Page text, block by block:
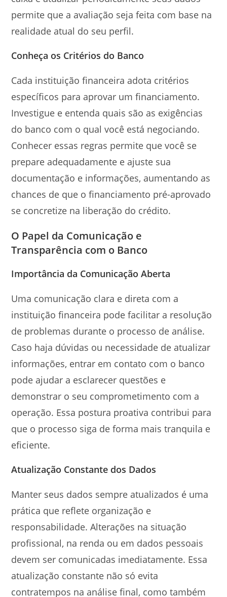
permite que a avaliação seja feita com base na
realidade atual do seu perfil.
Conheça os Critérios do Banco
Cada instituição financeira adota critérios
específicos para aprovar um financiamento.
Investigue e entenda quais são as exigências
do banco com o qual você está negociando.
Conhecer essas regras permite que você se
prepare adequadamente e ajuste sua
documentação e informações, aumentando as
chances de que o financiamento pré-aprovado
se concretize na liberação do crédito.
O Papel da Comunicação e
Transparência com o Banco
Importância da Comunicação Aberta
Uma comunicação clara e direta com a
instituição financeira pode facilitar a resolução
de problemas durante o processo de análise.
Caso haja dúvidas ou necessidade de atualizar
informações, entrar em contato com o banco
pode ajudar a esclarecer questões e
demonstrar o seu comprometimento com a
operação. Essa postura proativa contribui para
que o processo siga de forma mais tranquila e
eficiente.
Atualização Constante dos Dados
Manter seus dados sempre atualizados é uma
prática que reflete organização e
responsabilidade. Alterações na situação
profissional, na renda ou em dados pessoais
devem ser comunicadas imediatamente. Essa
atualização constante não só evita
contratempos na análise final, como também